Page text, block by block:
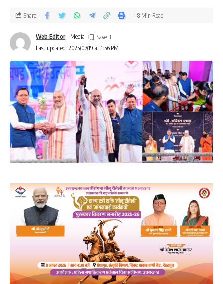
Last updated: 2025/07/19 at 1:56 PM
Web Editor - Media
Share 8 Min Read